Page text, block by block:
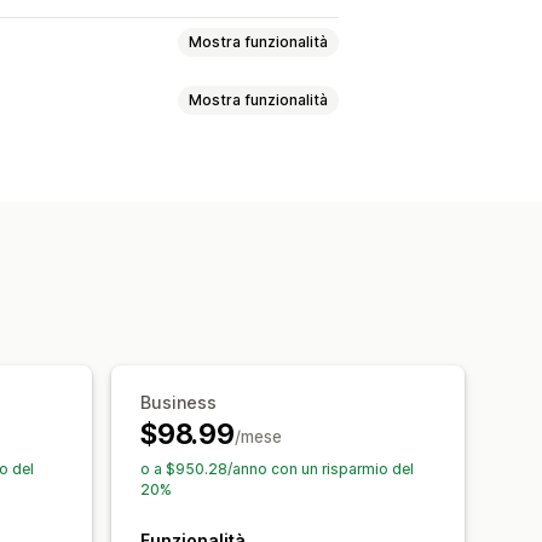
Mostra funzionalità
Mostra funzionalità
Emoji
del
Business
$98.99/mese
o a $950.28/anno con un risparmio del
20%